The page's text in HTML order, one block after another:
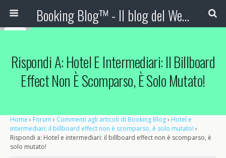
Booking Blog™ - Il blog del Web Marketing Turistico
Rispondi A: Hotel E Intermediari: Il Billboard
Effect Non È Scomparso, È Solo Mutato!
Home › Forum › Commenti agli articoli di Booking Blog› Hotel e
intermediari: il billboard effect non è scomparso, è solo mutato! ›
Rispondi a: Hotel e intermediari: il billboard effect non è scomparso, è
solo mutato!